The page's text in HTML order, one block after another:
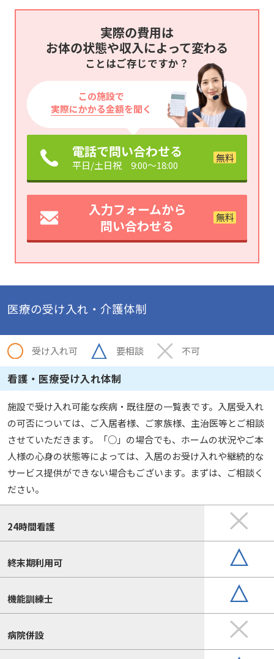
実際の費用は
お体の状態や収入によって変わる
ことはご存じですか？
この施設で
実際にかかる金額を聞く
電話で問い合わせる
平日/土日祝 9:00～18:00
入力フォームから
問い合わせる
医療の受け入れ・介護体制
受け入れ可 要相談 不可
看護・医療受け入れ体制
施設で受け入れ可能な疾病・既往歴の一覧表です。入居受入れ
の可否については、ご入居者様、ご家族様、主治医等とご相談
させていただきます。「○」の場合でも、ホームの状況やご本
人様の心身の状態等によっては、入居のお受け入れや継続的な
サービス提供ができない場合もございます。まずは、ご相談く
ださい。
24時間看護
終末期利用可
機能訓練士
病院併設